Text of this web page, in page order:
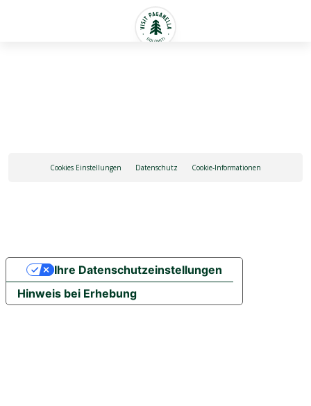
Cookies Einstellungen Datenschutz Cookie-Informationen
Hinweis bei Erhebung
Ihre Datenschutzeinstellungen